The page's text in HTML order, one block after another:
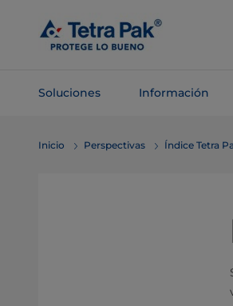
contenido
principal
Soluciones Información
navegación
Inicio Perspectivas Índice Tetra